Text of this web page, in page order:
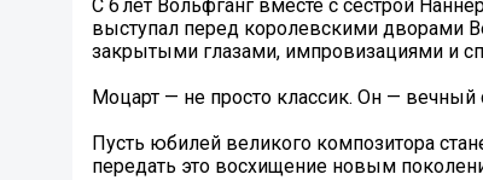
С 6 лет Вольфганг вместе с сестрой
выступал перед королевскими дворами
закрытыми глазами, импровизациями и
Моцарт — не просто классик. Он — вечный
Пусть юбилей великого композитора
передать это восхищение новым